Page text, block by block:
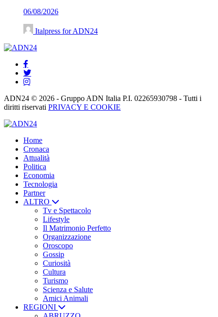
06/08/2026
Italpress for ADN24
ADN24 © 2026 - Gruppo ADN Italia P.I. 02265930798 - Tutti i
diritti riservati PRIVACY E COOKIE
Home
Cronaca
Attualità
Politica
Economia
Tecnologia
Partner
ALTRO
Tv e Spettacolo
Lifestyle
Il Matrimonio Perfetto
Organizzazione
Oroscopo
Gossip
Curiosità
Cultura
Turismo
Scienza e Salute
Amici Animali
REGIONI